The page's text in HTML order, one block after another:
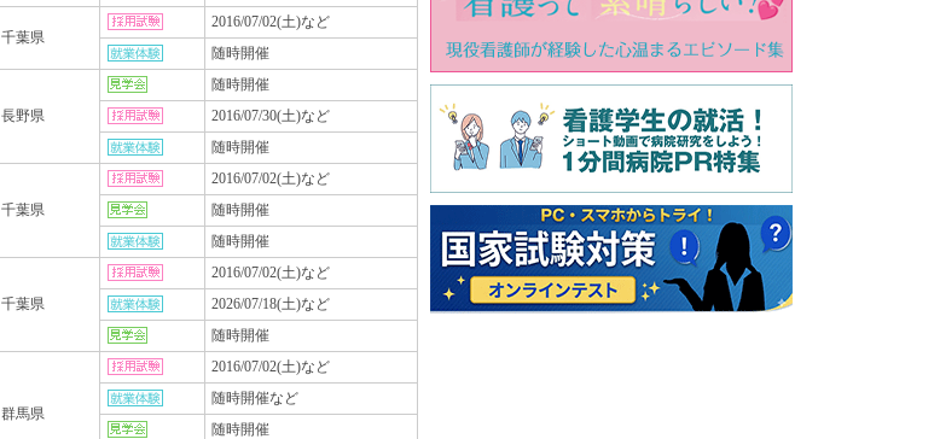
千葉県
2016/07/02(土)など
随時開催
長野県
随時開催
2016/07/30(土)など
随時開催
千葉県
2016/07/02(土)など
随時開催
随時開催
千葉県
2016/07/02(土)など
2026/07/18(土)など
随時開催
群馬県
2016/07/02(土)など
随時開催など
随時開催